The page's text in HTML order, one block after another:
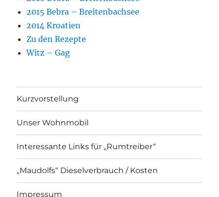
2015 Bebra – Breitenbachsee
2014 Kroatien
Zu den Rezepte
Witz – Gag
Kurzvorstellung
Unser Wohnmobil
Interessante Links für „Rumtreiber“
„Maudolfs“ Dieselverbrauch / Kosten
Impressum